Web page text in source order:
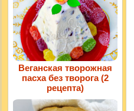
Веганская творожная
пасха без творога (2
рецепта)